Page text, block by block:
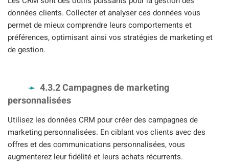
données clients. Collecter et analyser ces données vous
permet de mieux comprendre leurs comportements et
préférences, optimisant ainsi vos stratégies de marketing et
de gestion.
4.3.2 Campagnes de marketing
personnalisées
Utilisez les données CRM pour créer des campagnes de
marketing personnalisées. En ciblant vos clients avec des
offres et des communications personnalisées, vous
augmenterez leur fidélité et leurs achats récurrents.